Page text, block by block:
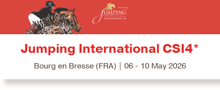
Jumping International CSI4*
Bourg en Bresse (FRA) | 06 - 10 May 2026